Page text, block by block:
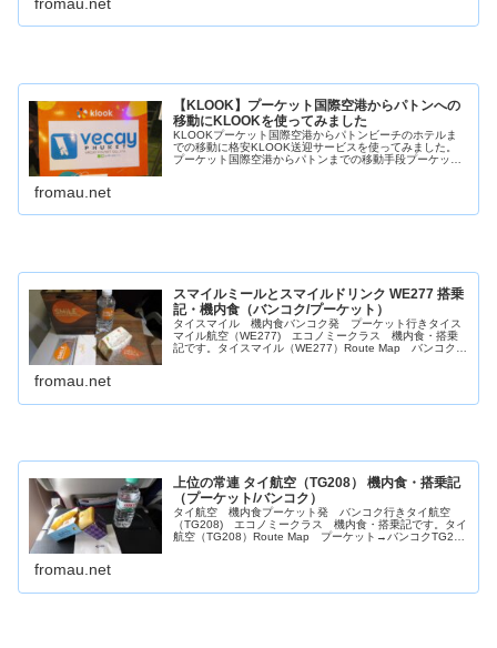
【KLOOK】プーケット国際空港からパトンへの
移動にKLOOKを使ってみました
KLOOKプーケット国際空港からパトンビーチのホテルま
での移動に格安KLOOK送迎サービスを使ってみました。
プーケット国際空港からパトンまでの移動手段プーケット
fromau.net
スマイルミールとスマイルドリンク WE277 搭乗
記・機内食（バンコク/プーケット）
タイスマイル 機内食バンコク発 プーケット行きタイス
マイル航空（WE277) エコノミークラス 機内食・搭乗
記です。タイスマイル（WE277）Route Map バンコク→
fromau.net
上位の常連 タイ航空（TG208） 機内食・搭乗記
（プーケット/バンコク）
タイ航空 機内食プーケット発 バンコク行きタイ航空
（TG208) エコノミークラス 機内食・搭乗記です。タイ
航空（TG208）Route Map プーケット→バンコクTG208
fromau.net